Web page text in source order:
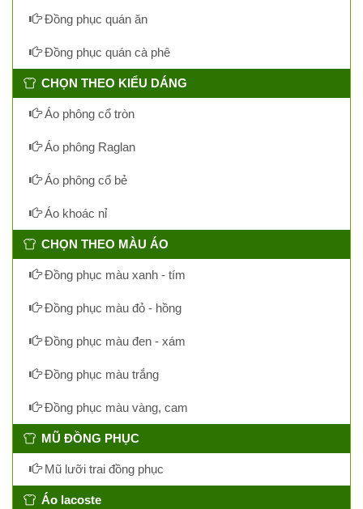
Đồng phục quán ăn
Đồng phục quán cà phê
CHỌN THEO KIỂU DÁNG
Áo phông cổ tròn
Áo phông Raglan
Áo phông cổ bẻ
Áo khoác nỉ
CHỌN THEO MÀU ÁO
Đồng phục màu xanh - tím
Đồng phục màu đỏ - hồng
Đồng phục màu đen - xám
Đồng phục màu trắng
Đồng phục màu vàng, cam
MŨ ĐỒNG PHỤC
Mũ lưỡi trai đồng phục
Áo lacoste